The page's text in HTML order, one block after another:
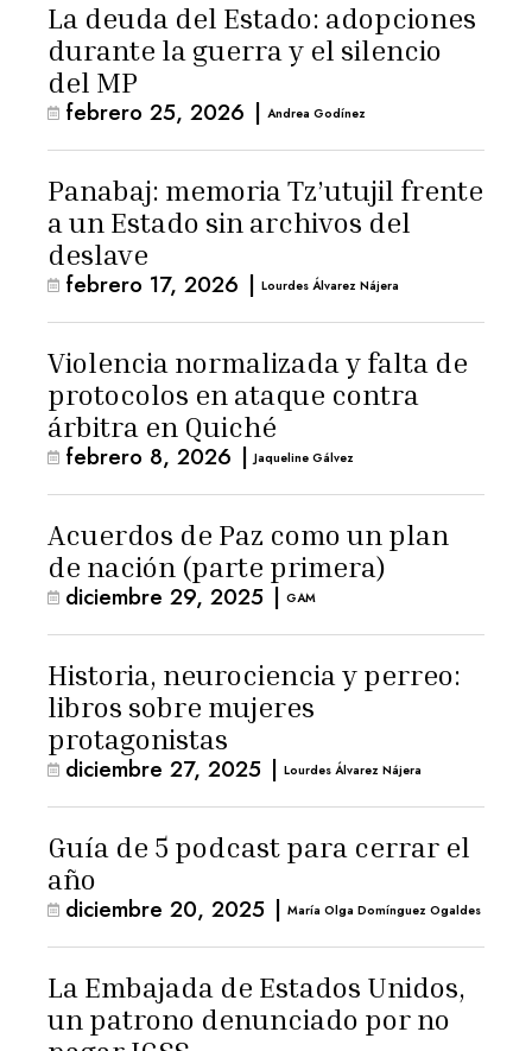
La deuda del Estado: adopciones
durante la guerra y el silencio
del MP
febrero 25, 2026 | Andrea Godínez
Panabaj: memoria Tz’utujil frente
a un Estado sin archivos del
deslave
febrero 17, 2026 | Lourdes Álvarez Nájera
Violencia normalizada y falta de
protocolos en ataque contra
árbitra en Quiché
febrero 8, 2026 | Jaqueline Gálvez
Acuerdos de Paz como un plan
de nación (parte primera)
diciembre 29, 2025 | GAM
Historia, neurociencia y perreo:
libros sobre mujeres
protagonistas
diciembre 27, 2025 | Lourdes Álvarez Nájera
Guía de 5 podcast para cerrar el
año
diciembre 20, 2025 | María Olga Domínguez Ogaldes
La Embajada de Estados Unidos,
un patrono denunciado por no